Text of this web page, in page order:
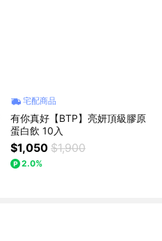
宅配商品
有你真好【BTP】亮妍頂級膠原
蛋白飲 10入
$1,050 $1,900
2.0%